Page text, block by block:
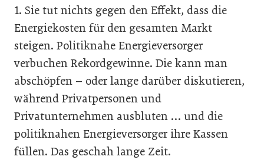
1. Sie tut nichts gegen den Effekt, dass die
Energiekosten für den gesamten Markt
steigen. Politiknahe Energieversorger
verbuchen Rekordgewinne. Die kann man
abschöpfen – oder lange darüber diskutieren,
während Privatpersonen und
Privatunternehmen ausbluten … und die
politiknahen Energieversorger ihre Kassen
füllen. Das geschah lange Zeit.